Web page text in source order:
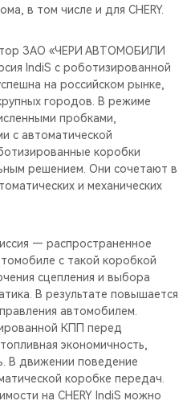
в том числе и для CHERY.
ЗАО «ЧЕРИ АВТОМОБИЛИ
IndiS с роботизированной
на российском рынке,
городов. В режиме
пробками,
с автоматической
коробки
решением. Они сочетают в
и механических
— распространенное
с такой коробкой
сцепления и выбора
В результате повышается
автомобилем.
КПП перед
экономичность,
В движении поведение
коробке передач.
на CHERY IndiS можно